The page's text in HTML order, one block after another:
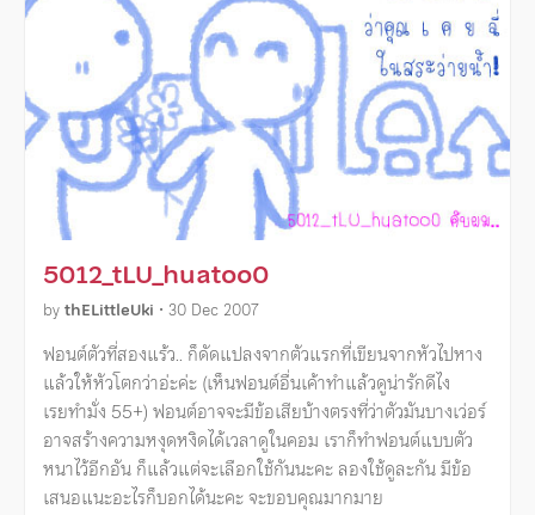
5012_tLU_huatoo0
bythELittleUki • 30 Dec 2007
ฟอนต์ตัวที่สองแร้ว.. ก็ดัดแปลงจากตัวแรกที่เขียนจากหัวไปหาง
แล้วให้หัวโตกว่าอ่ะค่ะ (เห็นฟอนต์อื่นเค้าทําแล้วดูน่ารักดีไง
เรยทํามั่ง 55+) ฟอนต์อาจจะมีข้อเสียบ้างตรงที่ว่าตัวมันบางเว่อร์
อาจสร้างความหงุดหงิดได้เวลาดูในคอม เราก็ทําฟอนต์แบบตัว
หนาไว้อีกอัน ก็แล้วแต่จะเลือกใช้กันนะคะ ลองใช้ดูละกัน มีข้อ
เสนอแนะอะไรก็บอกได้นะคะ จะขอบคุณมากมาย